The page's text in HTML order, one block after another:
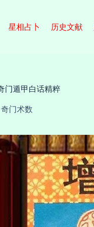
星相占卜 历史文献
门遁甲白话精粹
奇门术数